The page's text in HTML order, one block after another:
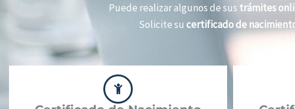
Puede realizar algunos de sus trámites
Solicite su certificado de